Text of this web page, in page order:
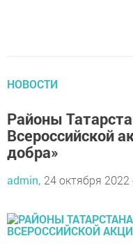
НОВОСТИ
Районы
Всероссийской
добра»
admin, 24 октября 2022